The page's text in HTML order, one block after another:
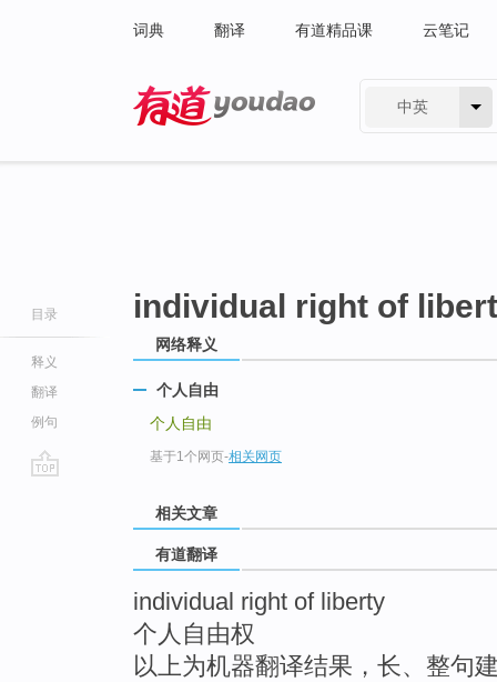
词典 翻译 有道精品课 云笔记
中英
目录
释义
翻译
例句
individual right of
网络释义
个人自由
个人自由
基于1个网页-相关网页
相关文章
有道翻译
individual right of liberty
个人自由权
以上为机器翻译结果，长、整句